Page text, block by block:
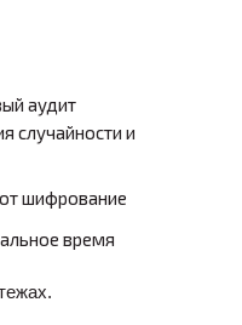
аудит
случайности и
шифрование
время